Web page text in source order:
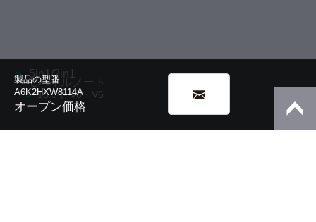
製品の型番
A6K2HXW8114A
オープン価格
5in1/2in1
モバイルノート
13.3型 V8・V6